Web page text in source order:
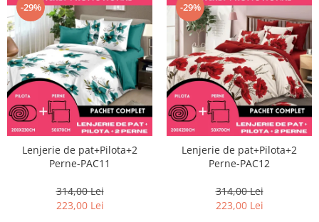
-29%
Lenjerie de pat+Pilota+2
Perne-PAC11
314,00 Lei
223,00 Lei
-29%
Lenjerie de pat+Pilota+2
Perne-PAC12
314,00 Lei
223,00 Lei